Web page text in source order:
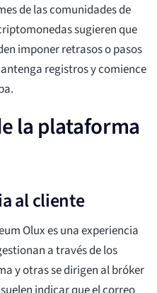
de las comunidades de
sugieren que
imponer retrasos o pasos
registros y comience
la plataforma
al cliente
Olux es una experiencia
a través de los
y otras se dirigen al bróker